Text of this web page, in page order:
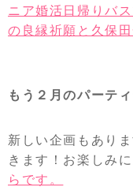
ニア婚活日帰りバ
の良縁祈願と久保
もう２月のパーテ
新しい企画もあり
きます！お楽しみに
らです。